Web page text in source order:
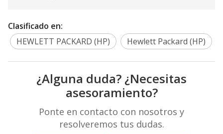
Clasificado en:
HEWLETT PACKARD (HP)
Hewlett Packard (HP)
¿Alguna duda? ¿Necesitas
asesoramiento?
Ponte en contacto con nosotros y
resolveremos tus dudas.